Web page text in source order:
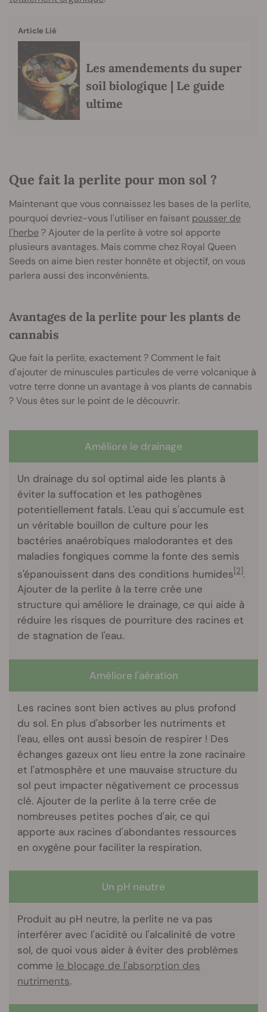
Article Lié
Les amendements du super
soil biologique | Le guide
ultime
Que fait la perlite pour mon sol ?
Maintenant que vous connaissez les bases de la perlite,
pourquoi devriez-vous l'utiliser en faisant pousser de
l'herbe? Ajouter de la perlite à votre sol apporte
plusieurs avantages. Mais comme chez Royal Queen
Seeds on aime bien rester honnête et objectif, on vous
parlera aussi des inconvénients.
Avantages de la perlite pour les plants de
cannabis
Que fait la perlite, exactement ? Comment le fait
d'ajouter de minuscules particules de verre volcanique à
votre terre donne un avantage à vos plants de cannabis
? Vous êtes sur le point de le découvrir.
Améliore le drainage
Un drainage du sol optimal aide les plants à
éviter la suffocation et les pathogènes
potentiellement fatals. L'eau qui s'accumule est
un véritable bouillon de culture pour les
bactéries anaérobiques malodorantes et des
maladies fongiques comme la fonte des semis
s'épanouissent dans des conditions humides[2].
Ajouter de la perlite à la terre crée une
structure qui améliore le drainage, ce qui aide à
réduire les risques de pourriture des racines et
de stagnation de l'eau.
Améliore l'aération
Les racines sont bien actives au plus profond
du sol. En plus d'absorber les nutriments et
l'eau, elles ont aussi besoin de respirer ! Des
échanges gazeux ont lieu entre la zone racinaire
et l'atmosphère et une mauvaise structure du
sol peut impacter négativement ce processus
clé. Ajouter de la perlite à la terre crée de
nombreuses petites poches d'air, ce qui
apporte aux racines d'abondantes ressources
en oxygène pour faciliter la respiration.
Un pH neutre
Produit au pH neutre, la perlite ne va pas
interférer avec l'acidité ou l'alcalinité de votre
sol, de quoi vous aider à éviter des problèmes
comme le blocage de l'absorption des
nutriments.